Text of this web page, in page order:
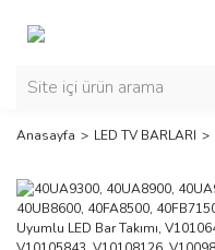
Anasayfa LED TV BARLARI